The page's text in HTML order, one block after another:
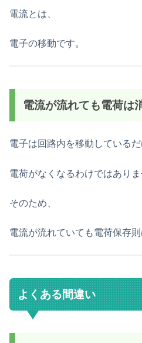
電流とは、
電子の移動です。
電流が流れても電荷は
電子は回路内を移動しているだ
電荷がなくなるわけではありま
そのため、
電流が流れていても電荷保存則
よくある間違い